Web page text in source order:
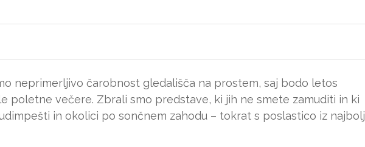
neprimerljivo čarobnost gledališča na prostem, saj bodo letos
poletne večere. Zbrali smo predstave, ki jih ne smete zamuditi in ki
in okolici po sončnem zahodu – tokrat s poslastico iz najbolj